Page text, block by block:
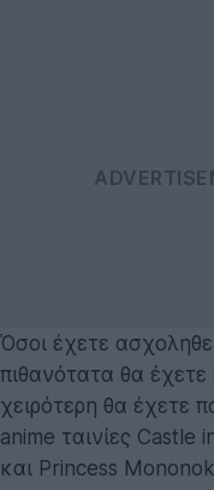
Όσοι έχετε
πιθανότατα θα
χειρότερη θα έχετε
anime ταινίες
και Princess